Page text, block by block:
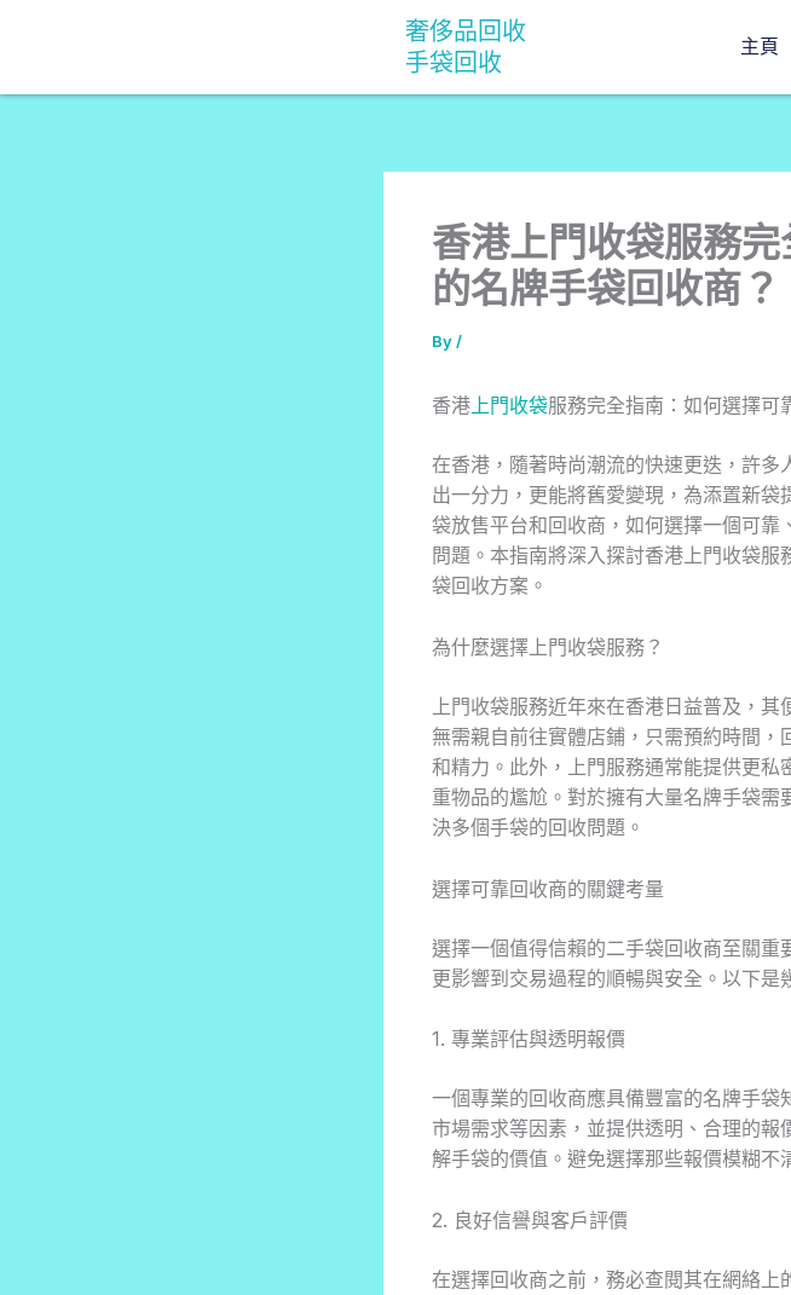
奢侈品回收
手袋回收
主頁
香港上門收袋服務
的名牌手袋回收商？
By/
香港上門收袋服務完全指南：如何選擇可
在香港，隨著時尚潮流的快速更迭，許多
出一分力，更能將舊愛變現，為添置新
袋放售平台和回收商，如何選擇一個可靠
問題。本指南將深入探討香港上門收袋
袋回收方案。
為什麼選擇上門收袋服務？
上門收袋服務近年來在香港日益普及，
無需親自前往實體店鋪，只需預約時間
和精力。此外，上門服務通常能提供更
重物品的尷尬。對於擁有大量名牌手袋
決多個手袋的回收問題。
選擇可靠回收商的關鍵考量
選擇一個值得信賴的二手袋回收商至關重
更影響到交易過程的順暢與安全。以下是
1. 專業評估與透明報價
一個專業的回收商應具備豐富的名牌手袋
市場需求等因素，並提供透明、合理的
解手袋的價值。避免選擇那些報價模糊不
2. 良好信譽與客戶評價
在選擇回收商之前，務必查閱其在網絡